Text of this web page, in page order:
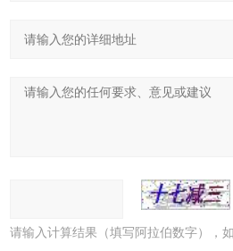
请输入计算结果（填写阿拉伯数字），